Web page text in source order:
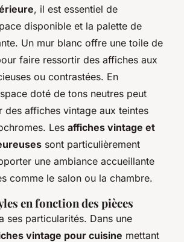
, il est essentiel de
disponible et la palette de
Un mur blanc offre une toile de
faire ressortir des affiches aux
ou contrastées. En
doté de tons neutres peut
des affiches vintage aux teintes
Les affiches vintage et
sont particulièrement
une ambiance accueillante
comme le salon ou la chambre.
en fonction des pièces
ses particularités. Dans une
vintage pour cuisine mettant